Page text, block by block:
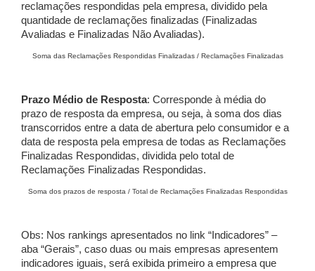
reclamações respondidas pela empresa, dividido pela
quantidade de reclamações finalizadas (Finalizadas
Avaliadas e Finalizadas Não Avaliadas).
Soma das Reclamações Respondidas Finalizadas / Reclamações Finalizadas
Prazo Médio de Resposta: Corresponde à média do
prazo de resposta da empresa, ou seja, à soma dos dias
transcorridos entre a data de abertura pelo consumidor e a
data de resposta pela empresa de todas as Reclamações
Finalizadas Respondidas, dividida pelo total de
Reclamações Finalizadas Respondidas.
Soma dos prazos de resposta / Total de Reclamações Finalizadas Respondidas
Obs: Nos rankings apresentados no link “Indicadores” –
aba “Gerais”, caso duas ou mais empresas apresentem
indicadores iguais, será exibida primeiro a empresa que